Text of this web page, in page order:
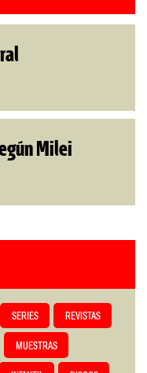
Milei
SERIES REVISTAS
MUESTRAS